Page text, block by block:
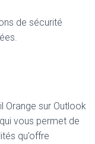
de sécurité
Orange sur Outlook
vous permet de
qu’offre